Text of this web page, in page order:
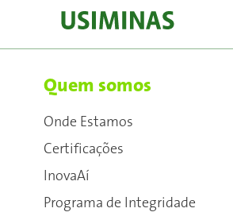
Quem somos
Onde Estamos
Certificações
InovaAí
Programa de Integridade